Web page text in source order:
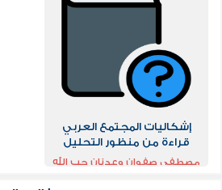
إشكاليات المجتمع العربي
قراءة من منظور التحليل
النفسى
مصطفى صفوان وعدنان حب الله